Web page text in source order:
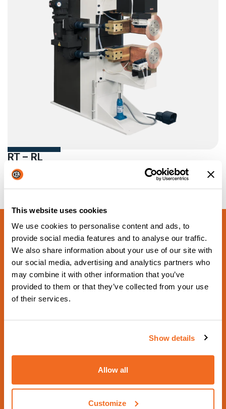
This website uses cookies
We use cookies to personalise content and ads, to
provide social media features and to analyse our traffic.
We also share information about your use of our site with
our social media, advertising and analytics partners who
may combine it with other information that you’ve
provided to them or that they’ve collected from your use
of their services.
Show details
Allow all
Customize
RT – RL
PERMET D’OBTENIR UNE SOUDURE ÉTANCHE À L’EAU
Plus d'information
PROCHAIN ÉVÉNEMENT PROGRAMMÉ
De 17 Septembre 2029 à 21 Septembre 2029 - Hall
https://www.schweissen-schneiden.com/joining-c